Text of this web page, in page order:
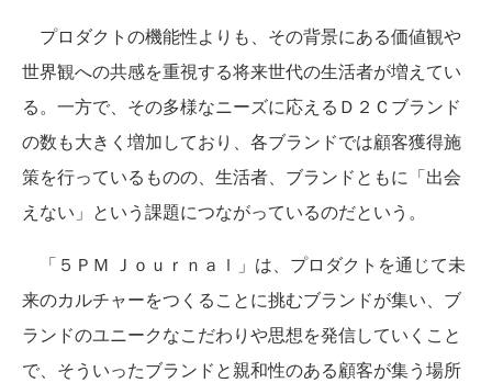
プロダクトの機能性よりも、その背景にある価値観や
世界観への共感を重視する将来世代の生活者が増えてい
る。一方で、その多様なニーズに応えるＤ２Ｃブランド
の数も大きく増加しており、各ブランドでは顧客獲得施
策を行っているものの、生活者、ブランドともに「出会
えない」という課題につながっているのだという。
「５ＰＭ Ｊｏｕｒｎａｌ」は、プロダクトを通じて未
来のカルチャーをつくることに挑むブランドが集い、ブ
ランドのユニークなこだわりや思想を発信していくこと
で、そういったブランドと親和性のある顧客が集う場所